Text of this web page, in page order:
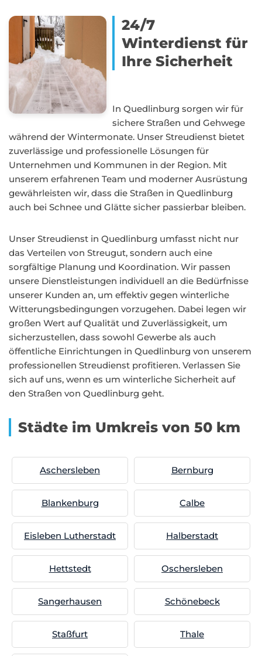
24/7
Winterdienst für
Ihre Sicherheit
In Quedlinburg sorgen wir für
sichere Straßen und Gehwege
während der Wintermonate. Unser Streudienst bietet
zuverlässige und professionelle Lösungen für
Unternehmen und Kommunen in der Region. Mit
unserem erfahrenen Team und moderner Ausrüstung
gewährleisten wir, dass die Straßen in Quedlinburg
auch bei Schnee und Glätte sicher passierbar bleiben.
Unser Streudienst in Quedlinburg umfasst nicht nur
das Verteilen von Streugut, sondern auch eine
sorgfältige Planung und Koordination. Wir passen
unsere Dienstleistungen individuell an die Bedürfnisse
unserer Kunden an, um effektiv gegen winterliche
Witterungsbedingungen vorzugehen. Dabei legen wir
großen Wert auf Qualität und Zuverlässigkeit, um
sicherzustellen, dass sowohl Gewerbe als auch
öffentliche Einrichtungen in Quedlinburg von unserem
professionellen Streudienst profitieren. Verlassen Sie
sich auf uns, wenn es um winterliche Sicherheit auf
den Straßen von Quedlinburg geht.
Städte im Umkreis von 50 km
Aschersleben Bernburg
Blankenburg Calbe
Eisleben Lutherstadt Halberstadt
Hettstedt Oschersleben
Sangerhausen Schönebeck
Staßfurt Thale